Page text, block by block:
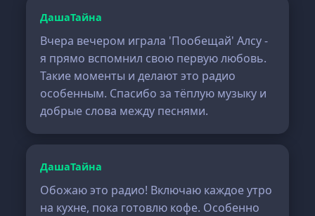
ДашаТайна
Вчера вечером играла 'Пообещай' Алсу -
я прямо вспомнил свою первую любовь.
Такие моменты и делают это радио
особенным. Спасибо за тёплую музыку и
добрые слова между песнями.
ДашаТайна
Обожаю это радио! Включаю каждое утро
на кухне, пока готовлю кофе. Особенно